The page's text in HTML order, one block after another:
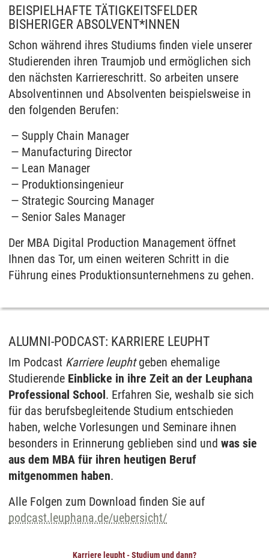
BEISPIELHAFTE TÄTIGKEITSFELDER
BISHERIGER ABSOLVENT*INNEN
Schon während ihres Studiums finden viele unserer
Studierenden ihren Traumjob und ermöglichen sich
den nächsten Karriereschritt. So arbeiten unsere
Absolventinnen und Absolventen beispielsweise in
den folgenden Berufen:
Supply Chain Manager
Manufacturing Director
Lean Manager
Produktionsingenieur
Strategic Sourcing Manager
Senior Sales Manager
Der MBA Digital Production Management öffnet
Ihnen das Tor, um einen weiteren Schritt in die
Führung eines Produktionsunternehmens zu gehen.
ALUMNI-PODCAST: KARRIERE LEUPHT
Im Podcast Karriere leuphtgeben ehemalige
Studierende Einblicke in ihre Zeit an der Leuphana
Professional School. Erfahren Sie, weshalb sie sich
für das berufsbegleitende Studium entschieden
haben, welche Vorlesungen und Seminare ihnen
besonders in Erinnerung geblieben sind und was sie
aus dem MBA für ihren heutigen Beruf
mitgenommen haben.
Alle Folgen zum Download finden Sie auf
podcast.leuphana.de/uebersicht/